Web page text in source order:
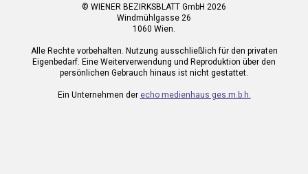
© WIENER BEZIRKSBLATT GmbH 2026
Windmühlgasse 26
1060 Wien.
Alle Rechte vorbehalten. Nutzung ausschließlich für den privaten
Eigenbedarf. Eine Weiterverwendung und Reproduktion über den
persönlichen Gebrauch hinaus ist nicht gestattet.
Ein Unternehmen der echo medienhaus ges.m.b.h.